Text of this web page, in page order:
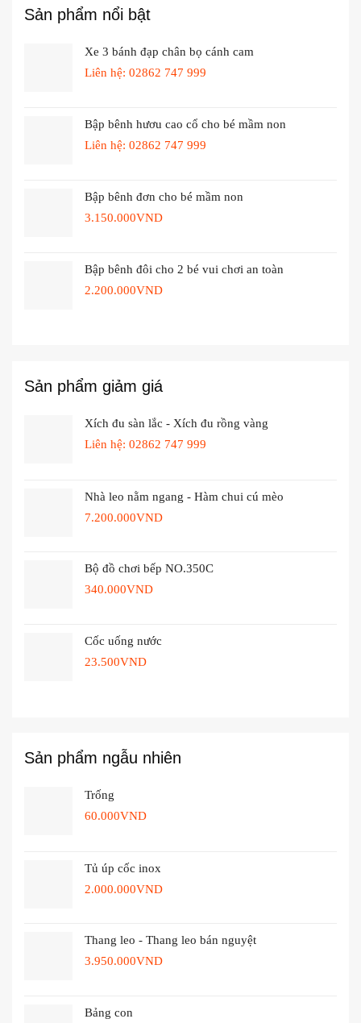
Sản phẩm nổi bật
Xe 3 bánh đạp chân bọ cánh cam
Liên hệ: 02862 747 999
Bập bênh hươu cao cổ cho bé mầm non
Liên hệ: 02862 747 999
Bập bênh đơn cho bé mầm non
3.150.000VND
Bập bênh đôi cho 2 bé vui chơi an toàn
2.200.000VND
Sản phẩm giảm giá
Xích đu sàn lắc - Xích đu rồng vàng
Liên hệ: 02862 747 999
Nhà leo nằm ngang - Hàm chui cú mèo
7.200.000VND
Bộ đồ chơi bếp NO.350C
340.000VND
Cốc uống nước
23.500VND
Sản phẩm ngẫu nhiên
Trống
60.000VND
Tủ úp cốc inox
2.000.000VND
Thang leo - Thang leo bán nguyệt
3.950.000VND
Bảng con